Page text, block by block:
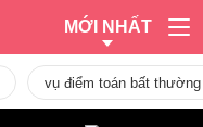
MỚI NHẤT
vụ điểm toán bất